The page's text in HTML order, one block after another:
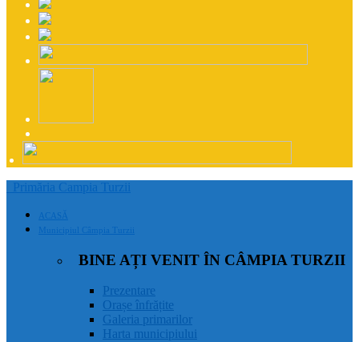
Primăria Campia Turzii
ACASĂ
Municipiul Câmpia Turzii
BINE AȚI VENIT ÎN CÂMPIA TURZII
Prezentare
Orașe înfrățite
Galeria primarilor
Harta municipiului